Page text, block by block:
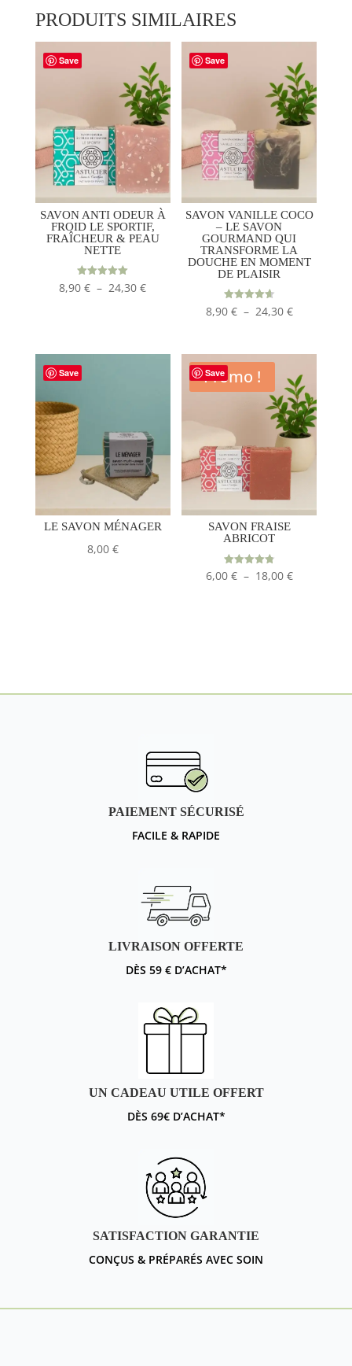
PRODUITS SIMILAIRES
Save
SAVON ANTI ODEUR À
FROID LE SPORTIF,
FRAÎCHEUR & PEAU
NETTE
Note
5.00
8,90€ – 24,30€Plage
Save
SAVON VANILLE COCO
– LE SAVON
GOURMAND QUI
TRANSFORME LA
DOUCHE EN MOMENT
DE PLAISIR
Note
4.63
8,90 € – 24,30 €Plage
prix :
8,90 €
à
24,30 €
Save
LE SAVON MÉNAGER
8,00 €
Save
Promo !
SAVON FRAISE
ABRICOT
Note
6,00 € – 18,00 €Plage
PAIEMENT SÉCURISÉ
FACILE & RAPIDE
LIVRAISON OFFERTE
DÈS 59 € D’ACHAT*
UN CADEAU UTILE OFFERT
DÈS 69€ D’ACHAT*
SATISFACTION GARANTIE
CONÇUS & PRÉPARÉS AVEC SOIN